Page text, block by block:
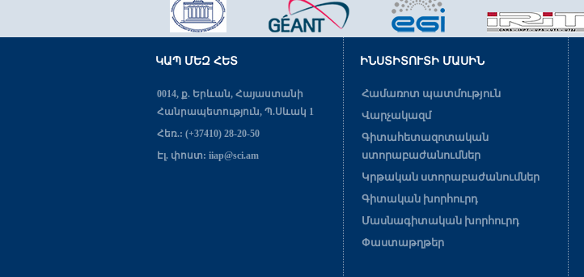
ԿԱՊ ՄԵԶ ՀԵՏ
0014, ք. Երևան, Հայաստանի
Հանրապետություն, Պ.Սևակ 1
Հեռ.: (+37410) 28-20-50
Էլ. փոստ: iiap@sci.am
ԻՆՍՏԻՏՈՒՏԻ ՄԱՍԻՆ
Համառոտ պատմություն
Վարչակազմ
Գիտահետազոտական
ստորաբաժանումներ
Կրթական ստորաբաժանումներ
Գիտական խորհուրդ
Մասնագիտական խորհուրդ
Փաստաթղթեր